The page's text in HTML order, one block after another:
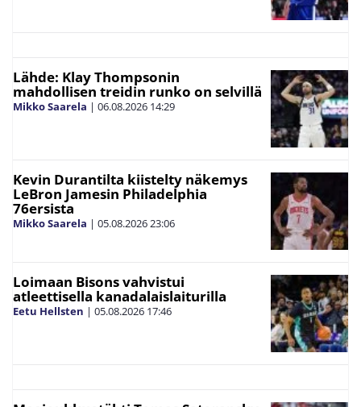
Lähde: Klay Thompsonin
mahdollisen treidin runko on selvillä
Mikko Saarela | 06.08.2026 14:29
Kevin Durantilta kiistelty näkemys
LeBron Jamesin Philadelphia
76ersista
Mikko Saarela | 05.08.202623:06
Loimaan Bisons vahvistui
atleettisella kanadalaislaiturilla
Eetu Hellsten | 05.08.2026 17:46